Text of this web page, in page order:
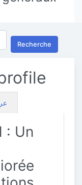
Recherche
: Un